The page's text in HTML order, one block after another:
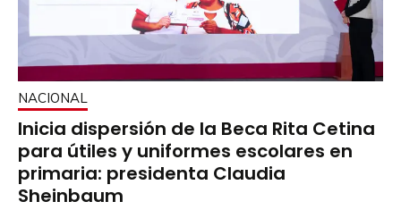
NACIONAL
Inicia dispersión de la Beca Rita Cetina
para útiles y uniformes escolares en
primaria: presidenta Claudia
Sheinbaum